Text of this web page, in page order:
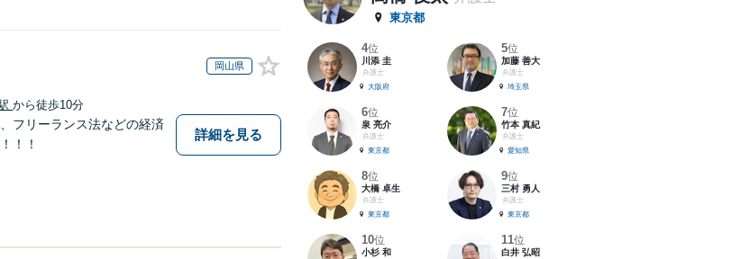
岡山県
から徒歩10分
フリーランス法などの経済
！！
詳細を見る
東京都
4位
川添 圭
弁護士
大阪府
5位
加藤 善大
弁護士
埼玉県
6位
泉 亮介
弁護士
東京都
7位
竹本 真紀
弁護士
愛知県
8位
大橋 卓生
弁護士
東京都
9位
三村 勇人
弁護士
東京都
10位
小杉 和
11位
白井 弘昭